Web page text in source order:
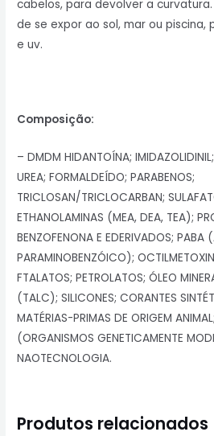
cabelos, para devolver a
de se expor ao sol, mar ou
e uv.
Composição:
– DMDM HIDANTOÍNA;
UREA; FORMALDEÍDO; PARABENOS;
TRICLOSAN/TRICLOCARBAN;
ETHANOLAMINAS (MEA, DEA, TEA);
BENZOFENONA E EDERIVADOS; PABA
PARAMINOBENZÓICO);
FTALATOS; PETROLATOS; ÓLEO
(TALC); SILICONES; CORANTES
MATÉRIAS-PRIMAS DE ORIGEM
(ORGANISMOS GENETICAMENTE
NAOTECNOLOGIA.
Produtos relacionados